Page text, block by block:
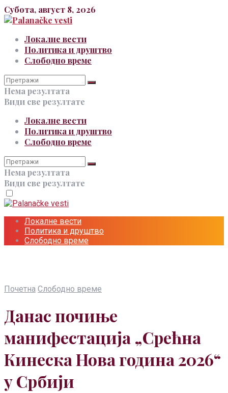
Субота, август 8, 2026
Локалне вести
Политика и друштво
Слободно време
Нема резултата
Види све резултате
Локалне вести
Политика и друштво
Слободно време
Нема резултата
Види све резултате
Локалне вести
Политика и друштво
Слободно време
Почетна Слободно време
Данас почиње
манифестација „Срећна
Кинеска Нова година 2026“
у Србији